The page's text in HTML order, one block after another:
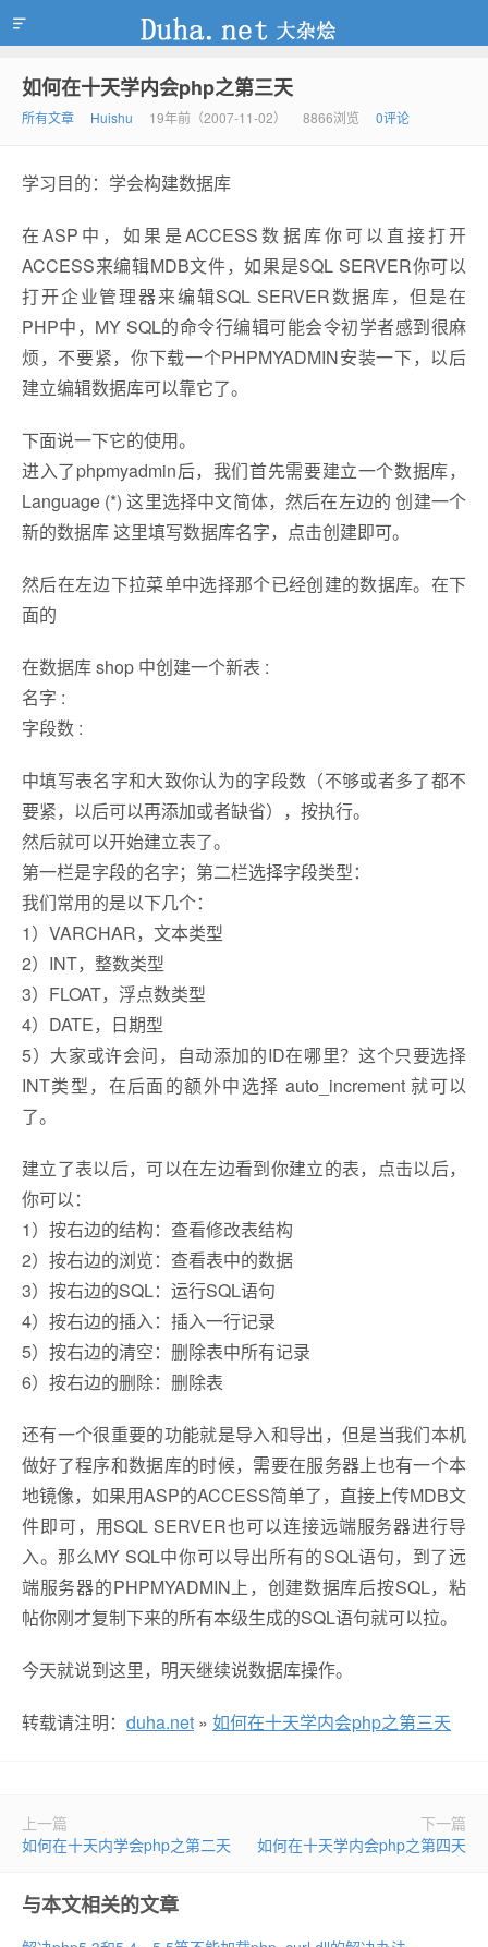
duha.net
如何在十天学内会php之第三天
所有文章 Huishu 19年前（2007-11-02） 8866浏览 0评论
学习目的：学会构建数据库
在ASP中，如果是ACCESS数据库你可以直接打开
ACCESS来编辑MDB文件，如果是SQL SERVER你可以
打开企业管理器来编辑SQL SERVER数据库，但是在
PHP中，MY SQL的命令行编辑可能会令初学者感到很麻
烦，不要紧，你下载一个PHPMYADMIN安装一下，以后
建立编辑数据库可以靠它了。
下面说一下它的使用。
进入了phpmyadmin后，我们首先需要建立一个数据库，
Language (*) 这里选择中文简体，然后在左边的 创建一个
新的数据库 这里填写数据库名字，点击创建即可。
然后在左边下拉菜单中选择那个已经创建的数据库。在下
面的
在数据库 shop 中创建一个新表 :
名字 :
字段数 :
中填写表名字和大致你认为的字段数（不够或者多了都不
要紧，以后可以再添加或者缺省），按执行。
然后就可以开始建立表了。
第一栏是字段的名字；第二栏选择字段类型：
我们常用的是以下几个：
1）VARCHAR，文本类型
2）INT，整数类型
3）FLOAT，浮点数类型
4）DATE，日期型
5）大家或许会问，自动添加的ID在哪里？这个只要选择
INT类型，在后面的额外中选择 auto_increment 就可以
了。
建立了表以后，可以在左边看到你建立的表，点击以后，
你可以：
1）按右边的结构：查看修改表结构
2）按右边的浏览：查看表中的数据
3）按右边的SQL：运行SQL语句
4）按右边的插入：插入一行记录
5）按右边的清空：删除表中所有记录
6）按右边的删除：删除表
还有一个很重要的功能就是导入和导出，但是当我们本机
做好了程序和数据库的时候，需要在服务器上也有一个本
地镜像，如果用ASP的ACCESS简单了，直接上传MDB文
件即可，用SQL SERVER也可以连接远端服务器进行导
入。那么MY SQL中你可以导出所有的SQL语句，到了远
端服务器的PHPMYADMIN上，创建数据库后按SQL，粘
帖你刚才复制下来的所有本级生成的SQL语句就可以拉。
今天就说到这里，明天继续说数据库操作。
转载请注明： duha.net » 如何在十天学内会php之第三天
上一篇
如何在十天内学会php之第二天
下一篇
如何在十天学内会php之第四天
与本文相关的文章